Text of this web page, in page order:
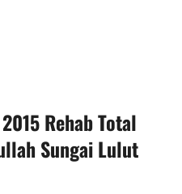
Rehab Total
Sungai Lulut